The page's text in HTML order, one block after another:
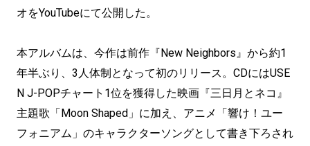
オをYouTubeにて公開した。
本アルバムは、今作は前作『New Neighbors』から約1
年半ぶり、3人体制となって初のリリース。CDにはUSE
N J-POPチャート1位を獲得した映画『三日月とネコ』
主題歌「Moon Shaped」に加え、アニメ「響け！ユー
フォニアム」のキャラクターソングとして書き下ろされ